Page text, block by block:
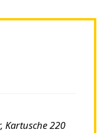
Kartusche 220